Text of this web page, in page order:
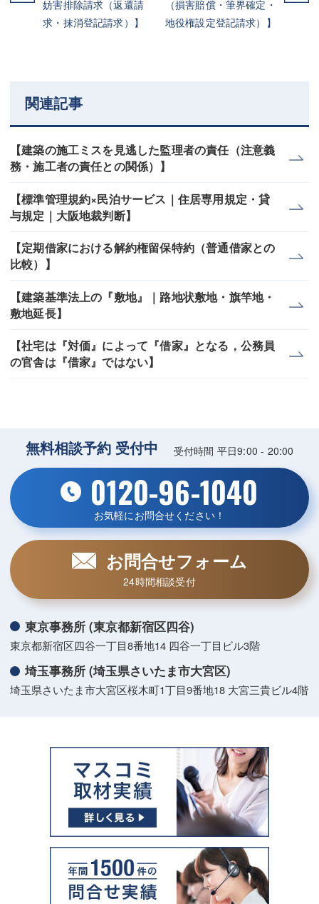
妨害排除請求（返還請
求・抹消登記請求）】
（損害賠償・筆界確定・
地役権設定登記請求）】
関連記事
【建築の施工ミスを見逃した監理者の責任（注意義
務・施工者の責任との関係）】
【標準管理規約×民泊サービス｜住居専用規定・貸
与規定｜大阪地裁判断】
【定期借家における解約権留保特約（普通借家との
比較）】
【建築基準法上の『敷地』｜路地状敷地・旗竿地・
敷地延長】
【社宅は『対価』によって『借家』となる，公務員
の官舎は『借家』ではない】
無料相談予約 受付中 受付時間 平日9:00 - 20:00
0120-96-1040
お気軽にお問合せください！
お問合せフォーム
24時間相談受付
東京事務所 (東京都新宿区四谷)
東京都新宿区四谷一丁目8番地14 四谷一丁目ビル3階
埼玉事務所 (埼玉県さいたま市大宮区)
埼玉県さいたま市大宮区桜木町1丁目9番地18 大宮三貴ビル4階